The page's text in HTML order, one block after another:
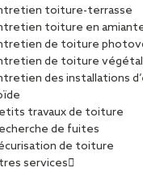
toiture-terrasse
toiture en
de toiture
de toiture
des installations
travaux de toiture
de fuites
de toiture
services
de graves maladies
tard. Son usage est
des centaines de milliers
être désamiantés à
cadre réglementaire qui
rigoureux. Seuls des